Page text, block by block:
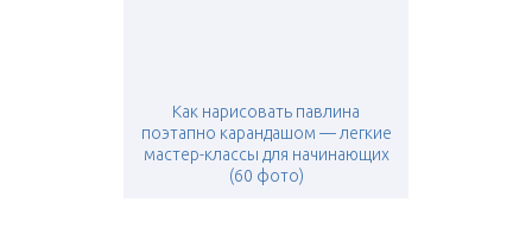
Как нарисовать павлина
поэтапно карандашом — легкие
мастер-классы для начинающих
(60 фото)